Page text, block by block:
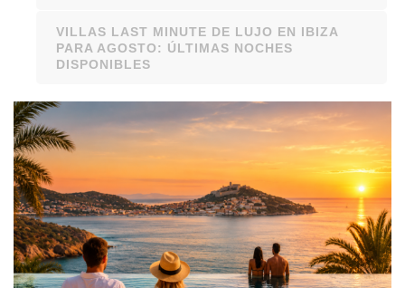
VILLAS LAST MINUTE DE LUJO EN IBIZA
PARA AGOSTO: ÚLTIMAS NOCHES
DISPONIBLES